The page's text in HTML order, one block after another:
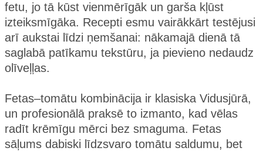
fetu, jo tā kūst vienmērīgāk un garša kļūst
izteiksmīgāka. Recepti esmu vairākkārt testējusi
arī aukstai līdzi ņemšanai: nākamajā dienā tā
saglabā patīkamu tekstūru, ja pievieno nedaudz
olīveļļas.
Fetas–tomātu kombinācija ir klasiska Vidusjūrā,
un profesionālā praksē to izmanto, kad vēlas
radīt krēmīgu mērci bez smaguma. Fetas
sāļums dabiski līdzsvaro tomātu saldumu, bet